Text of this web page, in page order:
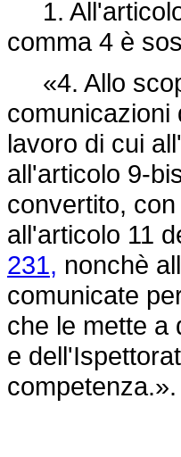
1.
comma 4 è
«4. Allo
comunicazioni
lavoro di cui
all'articolo 9-
convertito,
all'articolo 11
231, nonchè
comunicate
che le mette a
e
competenza.».